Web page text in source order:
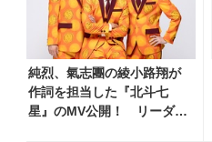
純烈、氣志團の綾小路翔が
作詞を担当した『北斗七
星』のMV公開！ リーダ